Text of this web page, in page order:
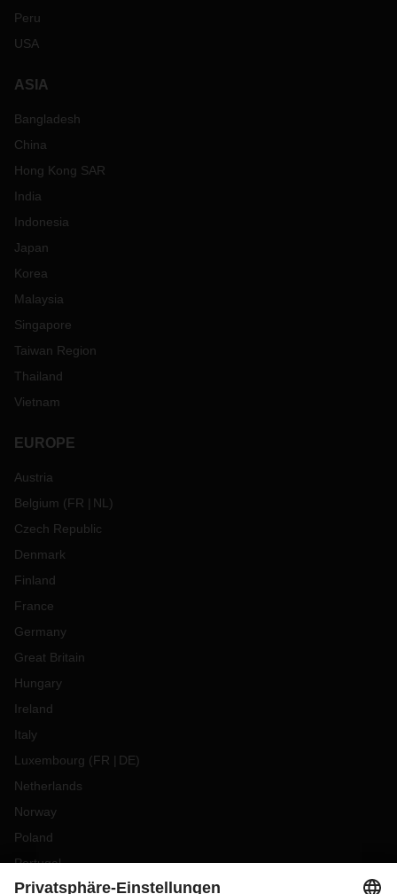
Peru
USA
ASIA
Bangladesh
China
Hong Kong SAR
India
Indonesia
Japan
Korea
Malaysia
Singapore
Taiwan Region
Thailand
Vietnam
EUROPE
Austria
Belgium (FR NL )
Czech Republic
Denmark
Finland
France
Germany
Great Britain
Hungary
Ireland
Italy
Luxembourg (FR DE)
Netherlands
Norway
Poland
Portugal
Romania